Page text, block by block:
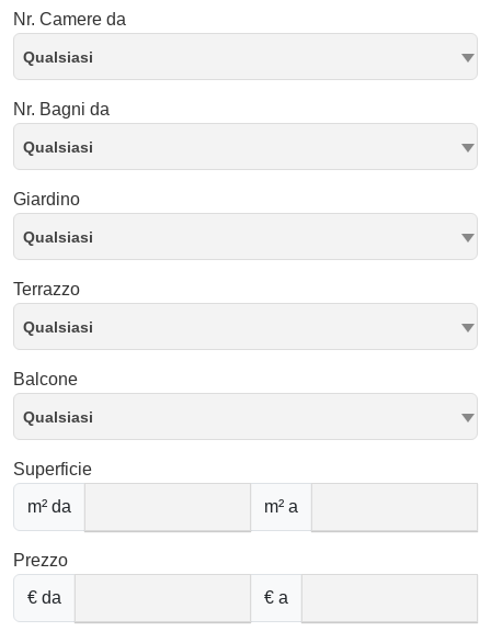
Nr. Camere da
Qualsiasi
Nr. Bagni da
Qualsiasi
Giardino
Qualsiasi
Terrazzo
Qualsiasi
Balcone
Qualsiasi
Superficie
m² da
m² a
Prezzo
€ da
€ a